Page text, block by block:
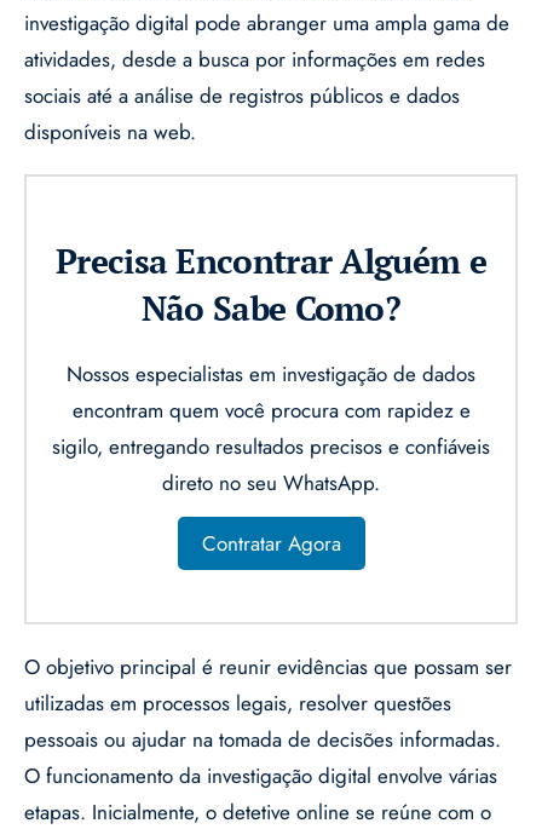
investigação digital pode abranger uma ampla gama de
atividades, desde a busca por informações em redes
sociais até a análise de registros públicos e dados
disponíveis na web.
Precisa Encontrar Alguém e
Não Sabe Como?
Nossos especialistas em investigação de dados
encontram quem você procura com rapidez e
sigilo, entregando resultados precisos e confiáveis
direto no seu WhatsApp.
Contratar Agora
O objetivo principal é reunir evidências que possam ser
utilizadas em processos legais, resolver questões
pessoais ou ajudar na tomada de decisões informadas.
O funcionamento da investigação digital envolve várias
etapas. Inicialmente, o detetive online se reúne com o